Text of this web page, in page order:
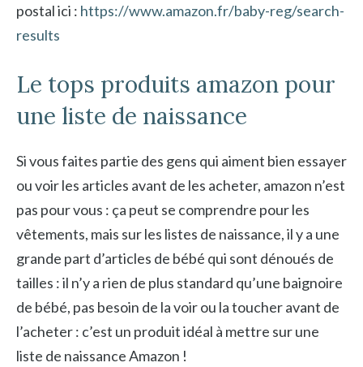
postal ici : https://www.amazon.fr/baby-reg/search-
results
Le tops produits amazon pour
une liste de naissance
Si vous faites partie des gens qui aiment bien essayer
ou voir les articles avant de les acheter, amazon n’est
pas pour vous : ça peut se comprendre pour les
vêtements, mais sur les listes de naissance, il y a une
grande part d’articles de bébé qui sont dénoués de
tailles : il n’y a rien de plus standard qu’une baignoire
de bébé, pas besoin de la voir ou la toucher avant de
l’acheter : c’est un produit idéal à mettre sur une
liste de naissance Amazon !